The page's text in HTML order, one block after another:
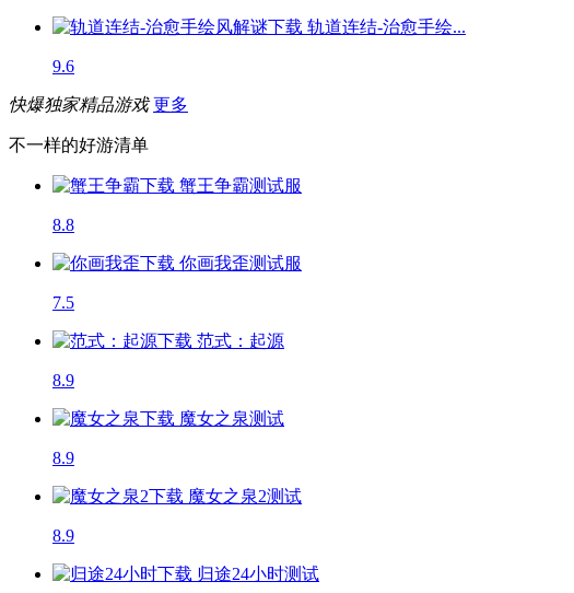
轨道连结-治愈手绘...
9.6
快爆独家精品游戏 更多
不一样的好游清单
蟹王争霸测试服
8.8
你画我歪测试服
7.5
范式：起源
8.9
魔女之泉测试
8.9
魔女之泉2测试
8.9
归途24小时测试